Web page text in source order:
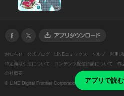
アプリで読む
お知らせ 公式ブログ LINEコミックス ヘルプ 利用規
特定商取引法について
コンテンツ配信許諾について 作
会社概要
© LINE Digital Frontier Corporation